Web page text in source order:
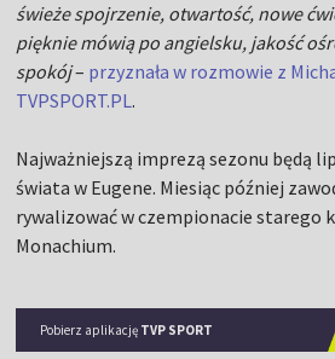
świeże spojrzenie, otwartość, nowe
pięknie mówią po angielsku, jakość
spokój– przyznała w rozmowie z
TVPSPORT.PL.
Najważniejszą imprezą sezonu będą
świata w Eugene. Miesiąc później
rywalizować w czempionacie starego
Monachium.
Pobierz aplikację TVP SPORT